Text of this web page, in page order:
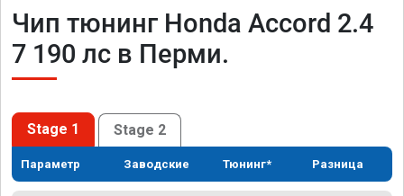
Чип тюнинг Honda Accord 2.4
7 190 лс в Перми.
Stage 1 Stage 2
Параметр Заводские Тюнинг* Разница